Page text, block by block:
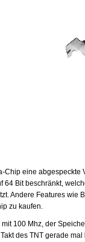
Chip eine
64 Bit beschränkt,
Andere Features wie
zu kaufen.
100 Mhz, der
des TNT gerade